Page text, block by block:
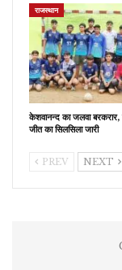
राजस्थान
केशवानन्द का जलवा बरकरार,
जीत का सिलसिला जारी
PREV NEXT